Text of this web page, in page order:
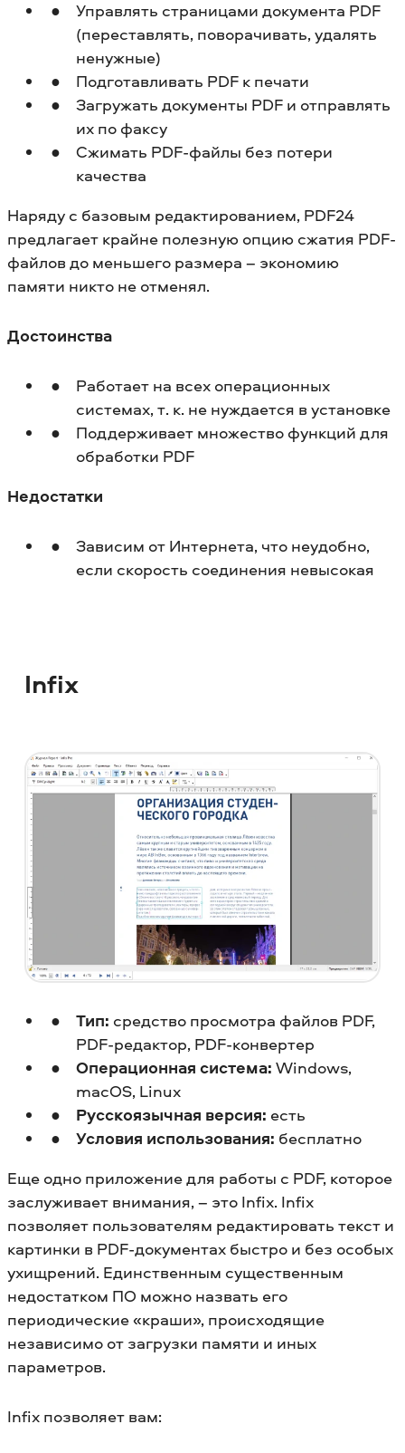
Управлять страницами документа PDF
(переставлять, поворачивать, удалять
ненужные)
Подготавливать PDF к печати
Загружать документы PDF и отправлять
их по факсу
Сжимать PDF-файлы без потери
качества
Наряду с базовым редактированием, PDF24
предлагает крайне полезную опцию сжатия PDF-
файлов до меньшего размера – экономию
памяти никто не отменял.
Достоинства
Работает на всех операционных
системах, т. к. не нуждается в установке
Поддерживает множество функций для
обработки PDF
Недостатки
Зависим от Интернета, что неудобно,
если скорость соединения невысокая
Infix
Тип: средство просмотра файлов PDF,
PDF-редактор, PDF-конвертер
Операционная система: Windows,
macOS, Linux
Русскоязычная версия: есть
Условия использования: бесплатно
Еще одно приложение для работы с PDF, которое
заслуживает внимания, – это Infix. Infix
позволяет пользователям редактировать текст и
картинки в PDF-документах быстро и без особых
ухищрений. Единственным существенным
недостатком ПО можно назвать его
периодические «краши», происходящие
независимо от загрузки памяти и иных
параметров.
Infix позволяет вам: